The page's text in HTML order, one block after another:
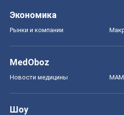
Экономика
Рынки и компании
MedOboz
Новости медицины
Шоу